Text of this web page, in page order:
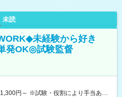
未読
未経験から好き
発OK◎試験監督